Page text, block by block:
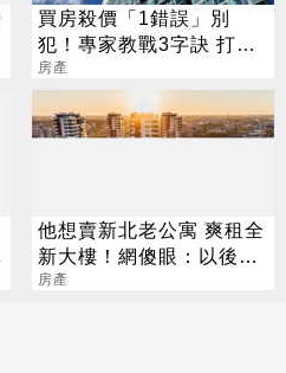
買房殺價「1錯誤」別
犯！專家教戰3字訣 打折
就是香
房產
他想賣新北老公寓 爽租全
新大樓！網傻眼：以後小
孩會恨你
房產